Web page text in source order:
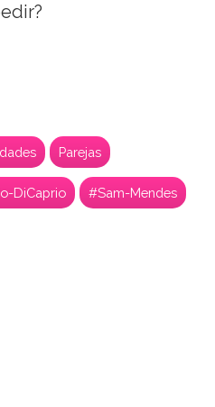
Parejas
DiCaprio #Sam-Mendes